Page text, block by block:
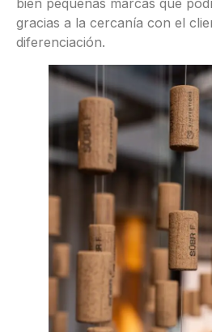
gracias a la cercanía con el
diferenciación.